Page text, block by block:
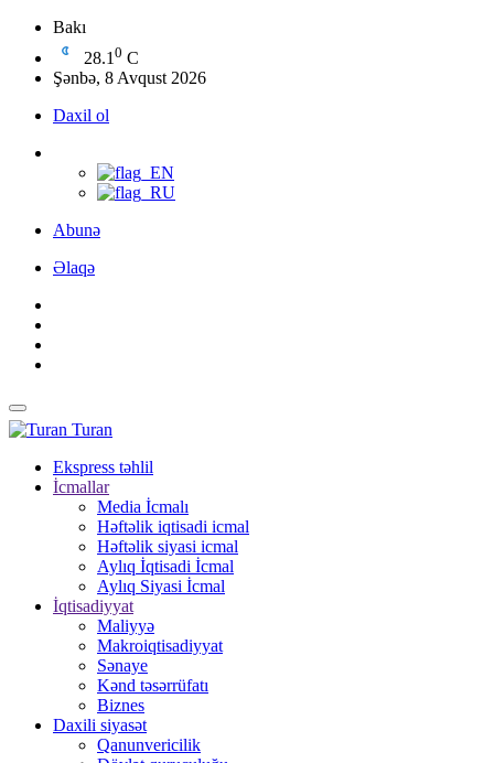
Bakı
28.1 0 C
Şənbə, 8 Avqust 2026
Daxil ol
Abunə
Əlaqə
Turan
Ekspress təhlil
İcmallar
Media İcmalı
Həftəlik iqtisadi icmal
Həftəlik siyasi icmal
Aylıq İqtisadi İcmal
Aylıq Siyasi İcmal
İqtisadiyyat
Maliyyə
Makroiqtisadiyyat
Sənaye
Kənd təsərrüfatı
Biznes
Daxili siyasət
Qanunvericilik